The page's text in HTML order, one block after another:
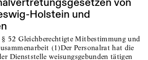
Holstein und
§ 52 Gleichberechtigte Mitbestimmung und
(1)Der Personalrat hat die
Dienststelle weisungsgebunden tätigen